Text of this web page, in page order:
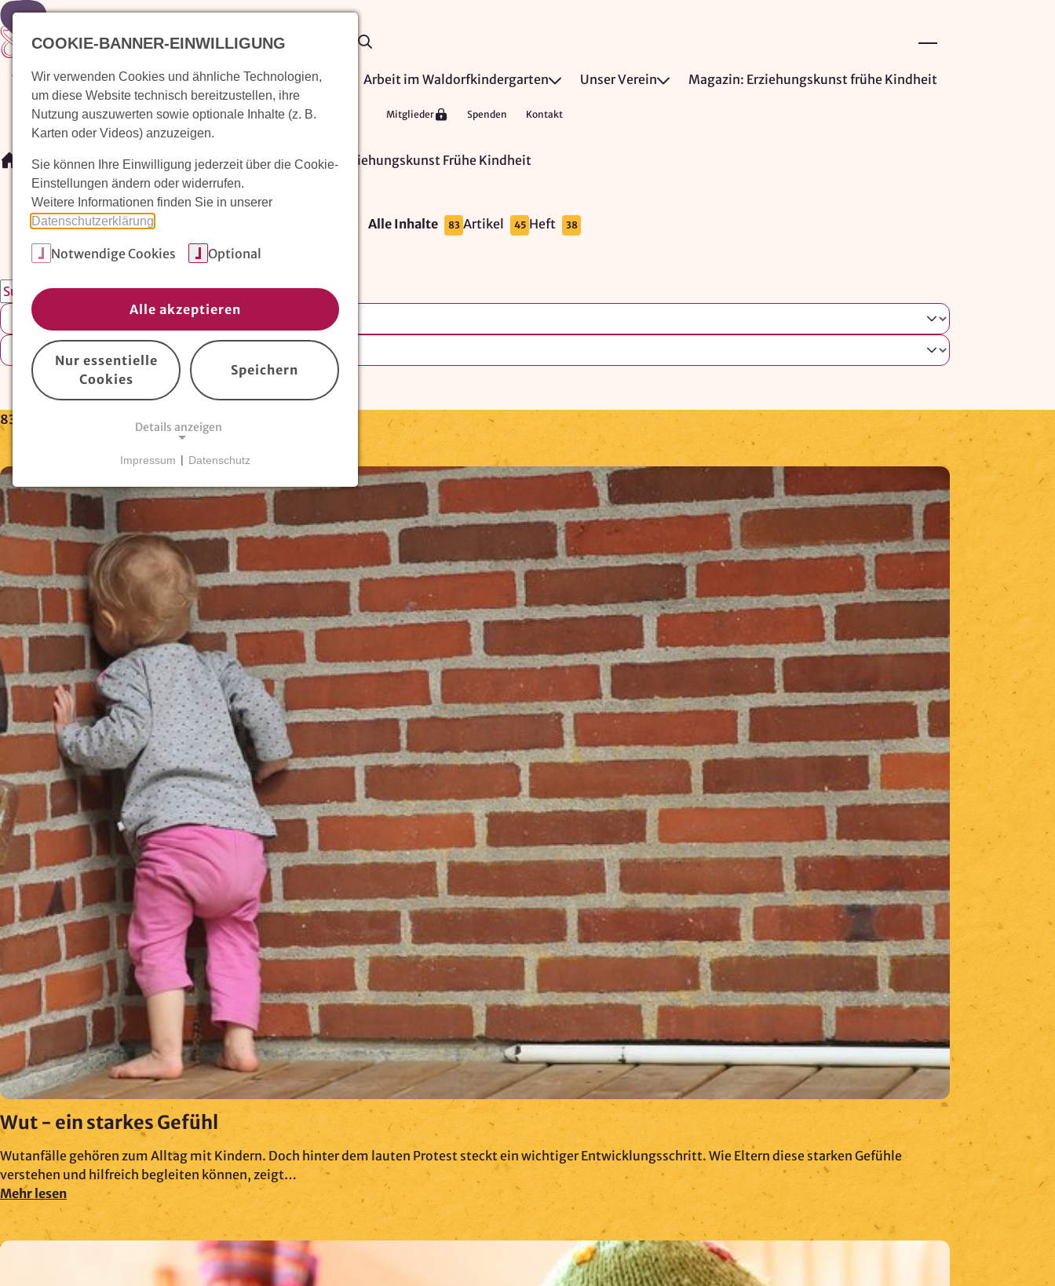
Zur Startseite
Waldorfkindergarten finden Pädagogischer Ansatz Arbeit im Waldorfkindergarten Unser Verein Magazin: Erziehungskunst frühe Kindheit
Mitglieder Spenden Kontakt
Magazin: Erziehungskunst frühe Kindheit /Suche der Erziehungskunst Frühe Kindheit
Alle Inhalte 83 Artikel 45 Heft 38
83 Treffer:
Wut - ein starkes Gefühl
Wutanfälle gehören zum Alltag mit Kindern. Doch hinter dem lauten Protest steckt ein wichtiger Entwicklungsschritt. Wie Eltern diese starken Gefühle
verstehen und hilfreich begleiten können, zeigt…
Mehr lesen
COOKIE-BANNER-EINWILLIGUNG
Wir verwenden Cookies und ähnliche Technologien,
um diese Website technisch bereitzustellen, ihre
Nutzung auszuwerten sowie optionale Inhalte (z. B.
Karten oder Videos) anzuzeigen.
Sie können Ihre Einwilligung jederzeit über die Cookie-
Einstellungen ändern oder widerrufen.
Weitere Informationen finden Sie in unserer
Datenschutzerklärung
Notwendige Cookies Optional
Alle akzeptieren
Nur essentielle
Cookies
Speichern
Details anzeigen
Essentielle Cookiessind für den Betrieb der
Website erforderlich und können nicht deaktiviert
werden. Hierzu zählen technisch notwendige
TYPO3-Cookies, sowie Funktionen zur
Adresssuche über
Google Places.
Google Places Autocomplete
Anbieter:
Google Ireland Ltd.
Zweck:
Adresssuche, Geokoordinaten
Rechtsgrundlage: Art. 6 Abs. 1 lit. f
DSGVO
Drittlandübermittlung: möglich
OPTIONAL
Optionale Cookies(z. B. für Karten von Mapbox,
Videos von Vimeo oder optionale zusätzliche
Cookies für die Messung von wiederkehrenden
Nutzenden von Matomo) werdennur nach Ihrer
Einwilligung geladen.
Mapbox
Anbieter:
Mapbox Inc., US
Zweck:
Kartendarstellung
Rechtsgrundlage: Art. 6 Abs. 1 lit. a
Vimeo
Vimeo Inc., USA
Zweck:
Rechtsgrundlage: Art. 6 Abs. 1 lit. a
Impressum | Datenschutz